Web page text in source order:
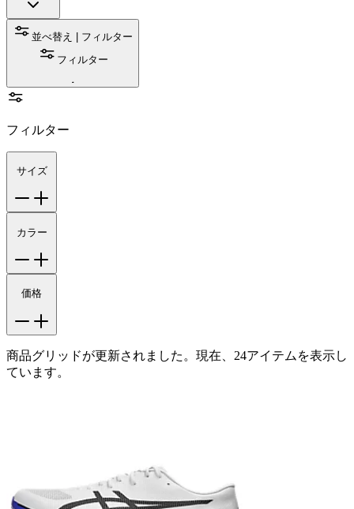
並べ替え | フィルター
フィルター
フィルター
サイズ
カラー
価格
商品グリッドが更新されました。現在、24アイテムを表示し
ています。